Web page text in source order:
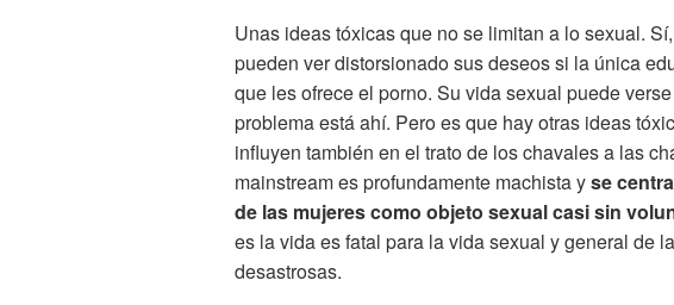
Unas ideas tóxicas que no se limitan a lo sexual.
pueden ver distorsionado sus deseos si la única
que les ofrece el porno. Su vida sexual puede
problema está ahí. Pero es que hay otras ideas
influyen también en el trato de los chavales a las
mainstream es profundamente machista yse
de las mujeres como objeto sexual casi sin
es la vida es fatal para la vida sexual y general de
desastrosas.